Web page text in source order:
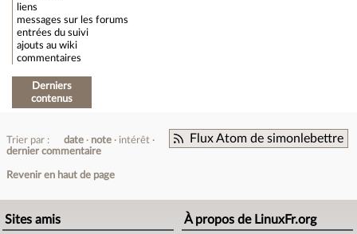
liens
messages sur les forums
entrées du suivi
ajouts au wiki
commentaires
Derniers
contenus
Flux Atom de simonlebettre
Trier par : date note
intérêt
dernier commentaire
Revenir en haut de page
Sites amis À propos de LinuxFr.org